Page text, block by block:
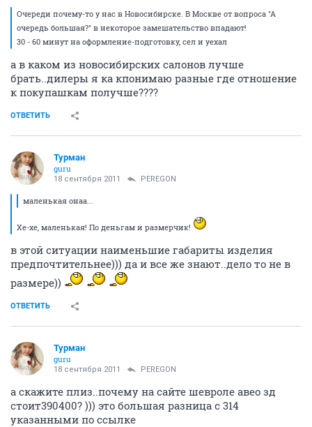
Очереди почему-то у нас в Новосибирске. В Москве от вопроса "А
очередь большая?" в некоторое замешательство впадают!
30 - 60 минут на оформление-подготовку, сел и уехал
а в каком из новосибирских салонов лучше
брать..дилеры я ка кпонимаю разные где отношение
к покупашкам получше????
ОТВЕТИТЬ
Турман
guru
18 сентября 2011 PEREGON
маленькая онаа...
Хе-хе, маленькая! По деньгам и размерчик!
в этой ситуации наименьшие габариты изделия
предпочтительнее))) да и все же знают..дело то не в
размере))
ОТВЕТИТЬ
Турман
guru
18 сентября 2011 PEREGON
а скажите плиз..почему на сайте шевроле авео зд
стоит390400? ))) это большая разница с 314
указанными по ссылке